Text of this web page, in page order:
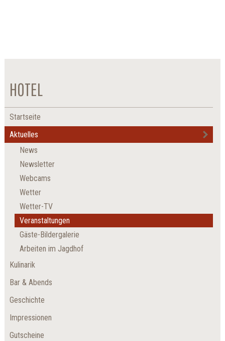
HOTEL
Startseite
Aktuelles
News
Newsletter
Webcams
Wetter
Wetter-TV
Veranstaltungen
Gäste-Bildergalerie
Arbeiten im Jagdhof
Kulinarik
Bar & Abends
Geschichte
Impressionen
Gutscheine